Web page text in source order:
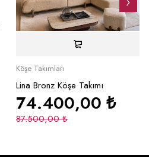
Köşe Takımları
Lina Bronz Köşe Takımı
87.500,00₺
74.400,00₺